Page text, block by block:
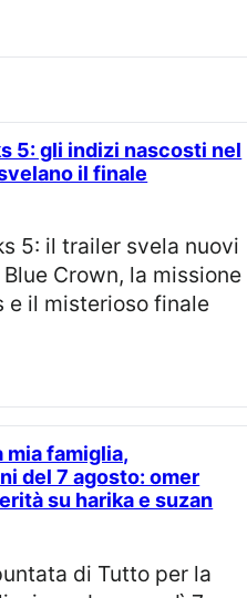
il finale
Crown, la missione
e il misterioso finale
del 7 agosto: omer
su harika e suzan